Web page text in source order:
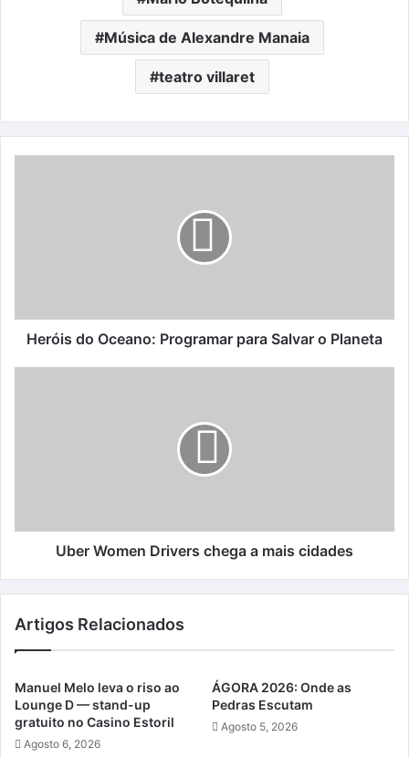
Música de Alexandre Manaia
teatro villaret
Heróis do Oceano: Programar para Salvar o Planeta
Uber Women Drivers chega a mais cidades
Artigos Relacionados
Manuel Melo leva o riso ao
Lounge D — stand-up
gratuito no Casino Estoril
Agosto 6, 2026
ÁGORA 2026: Onde as
Pedras Escutam
Agosto 5, 2026